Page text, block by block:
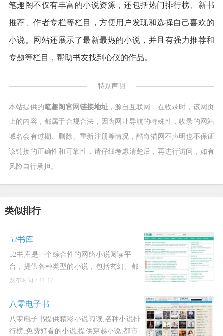
笔趣阁不仅有丰富的小说资源，还包括热门排行榜、新书
推荐、作者专栏等栏目，方便用户发现和选择自己喜欢的
小说。网站还展示了最新最热的小说，并且有强力推荐和
专题等栏目，帮助书友找到心仪的作品。
特别声明
本站提供的笔趣阁官网链接地址 ，源自互联网，在收录时，该网页
上的内容，都属于合规合法，因为网址导航的特殊性，收录的网站
域名会有过期、删除、重新注册等情况，酷奇猫网不声明也不保证
该链接的正确性和可靠性，请仔细考虑清楚后，再进行访问，如有
风险自行承担。
类似排行
52书库
52书库是一个综合性的网络小说阅读平
台，提供各种类型的小说，包括玄幻、都
市、言情、耽美小说、武侠修真、都市言
(www.po5.net)分享各类好看
发布时间：11-17
八零电子书
八零电子书提供精彩小说阅读,各种小说排
行榜,免费好看的小说,提供穿越小说,都市